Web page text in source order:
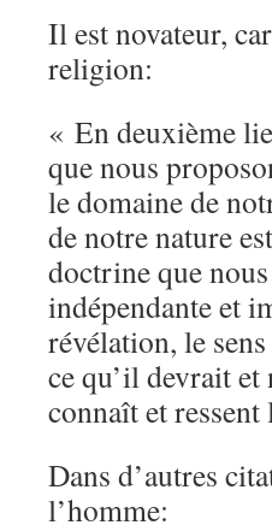
Il est novateur,
religion:
« En deuxième
que nous
le domaine de
de notre nature
doctrine que
indépendante et
révélation, le
ce qu’il devrait
connaît et
Dans d’autres
l’homme: